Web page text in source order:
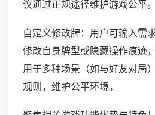
议通过正规途径维护游戏公平。
自定义修改牌：用户可输入需
修改自身牌型或隐藏操作痕迹
用于多种场景（如与好友对局
规则，维护公平环境。